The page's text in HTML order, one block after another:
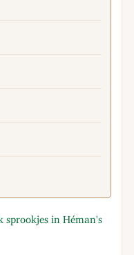
sprookjes in Héman's